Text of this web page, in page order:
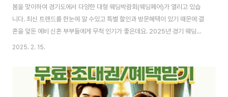
봄을 맞이하여 경기도에서 다양한 대형 웨딩박람회(웨딩페어)가 열리고 있습
니다. 최신 트렌드를 한눈에 알 수있고 특별 할인과 방문혜택이 있기 때문에 결
혼을 앞둔 예비 신혼 부부들에게 무척 인기가 좋은데요. 2025년 경기 웨딩박
람회 일정 및 무료 초대권 방법도 알려드리니 꼭 신청해서 받으시길 바랍니
박람회(웨딩페어)장소2.15~16수원 컨벤션센터 초대형 웨딩박람회수원컨벤
션센터수원 갤러리아 광교 대형 웨딩박람회갤러리아백화점 광교점수원 메쎄
대형 웨딩박람회수원메쎄수원웨딩박람회타임빌라스 수원점하남 웨딩크라우
2025. 2. 15.